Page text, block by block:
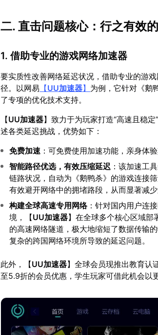
二. 直击问题核心：行之有效
1. 借助专业的游戏网络加速器
要实质性改善网络延迟状况，借助专业的游
径。以网易 【UU加速器】 为例，它针对《鹅
了专项的优化技术支持。
【UU加速器】致力于为玩家打造“高速且稳
述各类延迟挑战，优势如下：
免费加速 ：可免费使用加速功能，亲身体
智能路径优选，有效压缩延迟 ：该加速工
链路状况，自动为《鹅鸭杀》的游戏连接
有效避开网络中的拥堵路段，从而显著减
构建全球高速专用网络：针对国内用户连
境，【UU加速器】在全球多个核心区域部
的高速网络隧道，极大地缩短了数据传输
复杂的跨国网络环境所导致的延迟问题。
此外，【UU加速器】全球会员现推出教育认
至5.9折的会员优惠，学生玩家可借此机会以